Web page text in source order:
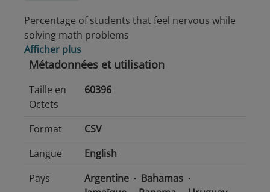
Percentage of students that feel nervous while
solving math problems
Afficher plus
Métadonnées et utilisation
Taille en
Octets
60396
Format
CSV
Langue
English
Pays
Argentine
Bahamas